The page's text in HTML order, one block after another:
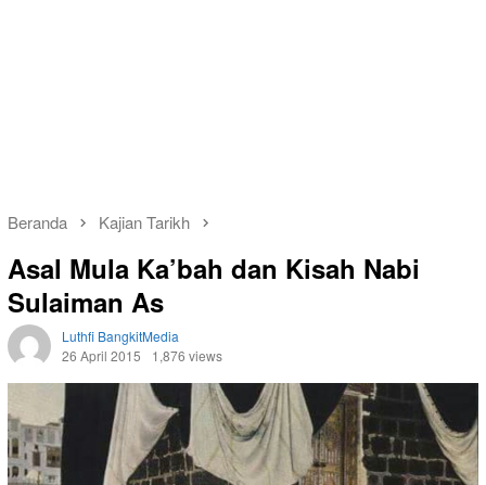
Beranda Kajian Tarikh
Asal Mula Ka’bah dan Kisah Nabi
Sulaiman As
Luthfi BangkitMedia
26 April 2015
1,876 views